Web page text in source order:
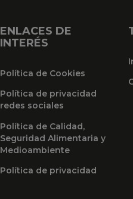
ENLACES DE
INTERÉS
Política de Cookies
Política de privacidad
redes sociales
Política de Calidad,
Seguridad Alimentaria y
Medioambiente
Política de privacidad